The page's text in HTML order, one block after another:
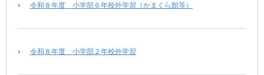
令和８年度 小学部６年校外学習（かまくら館等）
令和８年度 小学部２年校外学習